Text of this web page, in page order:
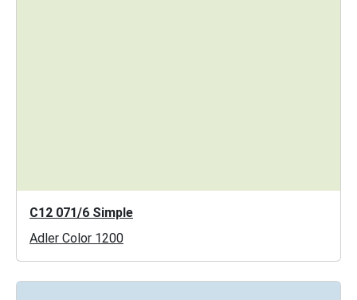
C12 071/6 Simple
Adler Color 1200